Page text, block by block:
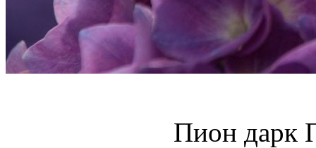
Пион дарк